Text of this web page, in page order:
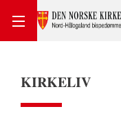
KIRKELIV